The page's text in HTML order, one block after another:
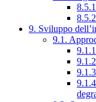
9. Sviluppo
9.1.